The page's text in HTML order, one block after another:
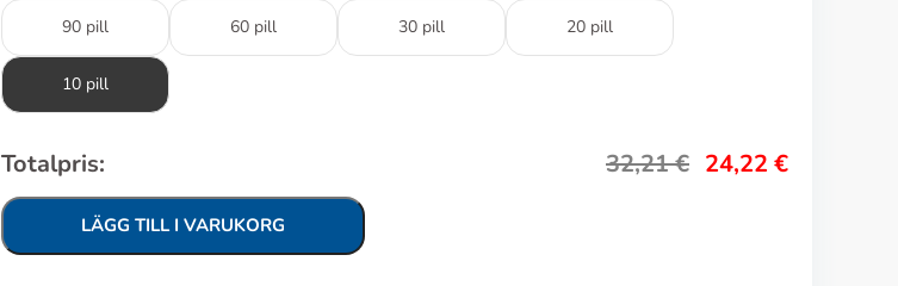
90 pill 60 pill 30 pill 20 pill
10 pill
Totalpris: 32,21€ 24,22 €
LÄGG TILL I VARUKORG